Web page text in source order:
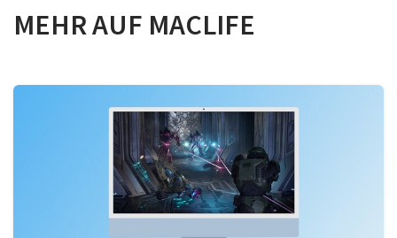
MEHR AUF MACLIFE